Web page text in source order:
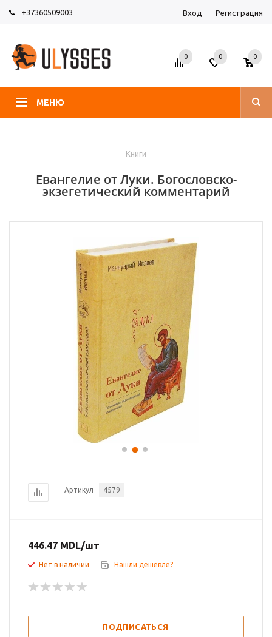
+37360509003 Вход Регистрация
МЕНЮ
0 0 0
Книги
Евангелие от Луки. Богословско-
экзегетический комментарий
Артикул 4579
446.47 MDL/шт
Нет в наличии Нашли дешевле?
ПОДПИСАТЬСЯ